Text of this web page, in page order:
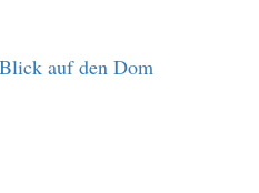
auf den Dom